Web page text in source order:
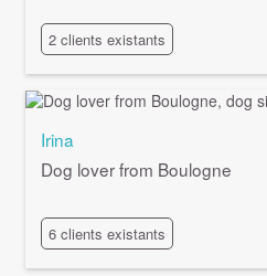
2 clients existants
Irina
Dog lover from Boulogne
6 clients existants